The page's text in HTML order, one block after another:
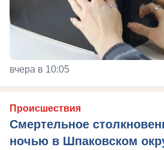
вчера в 10:05
Происшествия
Смертельное
ночью в Шпаковском